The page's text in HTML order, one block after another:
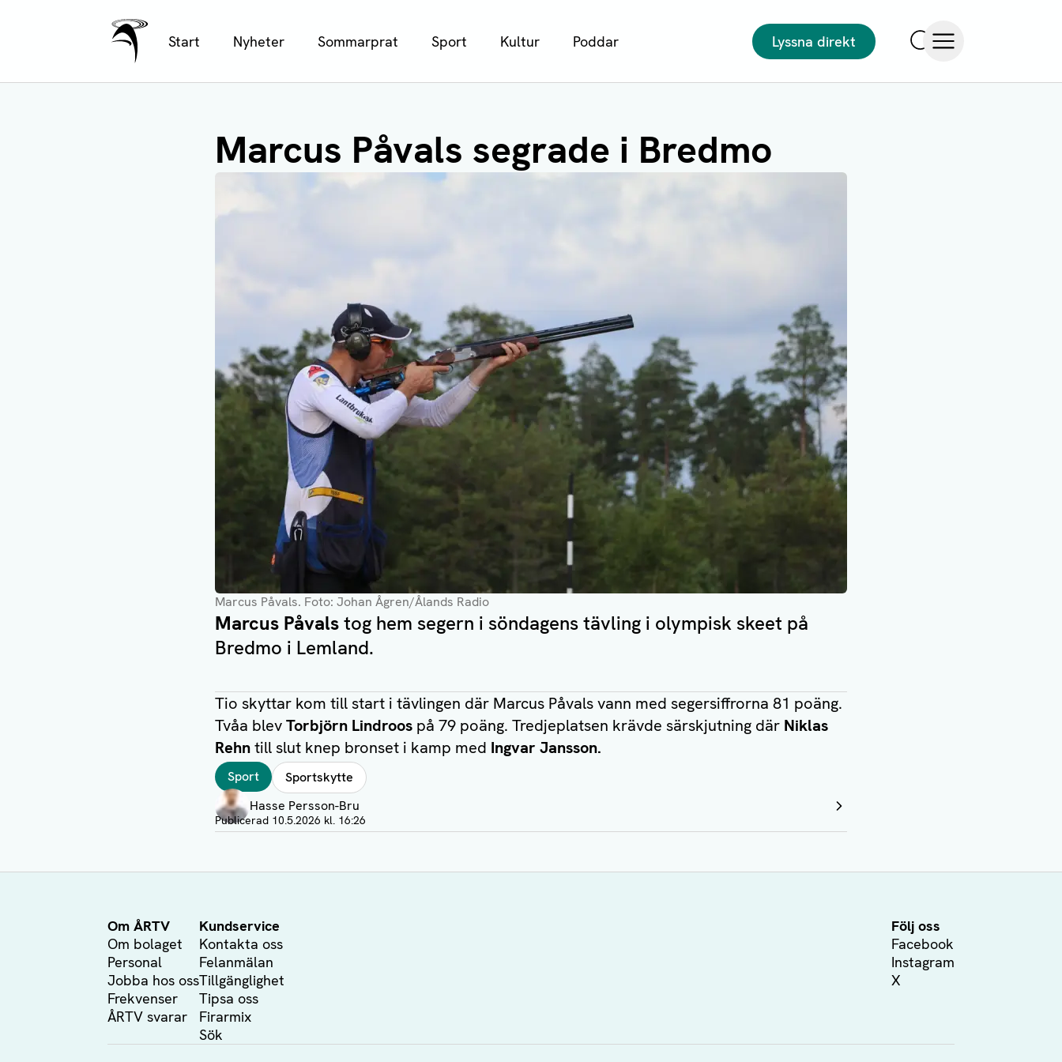
Ålands Radio & TV
Start Nyheter Sommarprat Sport Kultur Poddar
Lyssna direkt
Marcus Påvals segrade i Bredmo
Marcus Påvals. Foto: Johan Ågren/Ålands Radio
Marcus Påvalstog hem segern i söndagens tävling i olympisk skeet på
Bredmo i Lemland.
Tio skyttar kom till start i tävlingen där Marcus Påvals vann med segersiffrorna 81 poäng.
Tvåa blevTorbjörn Lindroos på 79 poäng. Tredjeplatsen krävde särskjutning där Niklas
Rehntill slut knep bronset i kamp med Ingvar Jansson.
Taggar
Sport Sportskytte
Författare
Hasse Persson-Bru
Visa profil
Publicerad 10.5.2026 kl. 16:26
Om ÅRTV
Om bolaget
Personal
Jobba hos oss
Frekvenser
ÅRTV svarar
Kundservice
Kontakta oss
Felanmälan
Tillgänglighet
Tipsa oss
Firarmix
Sök
Följ oss
Facebook
Instagram
X